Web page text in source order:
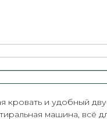
кровать и удобный
машина, всё